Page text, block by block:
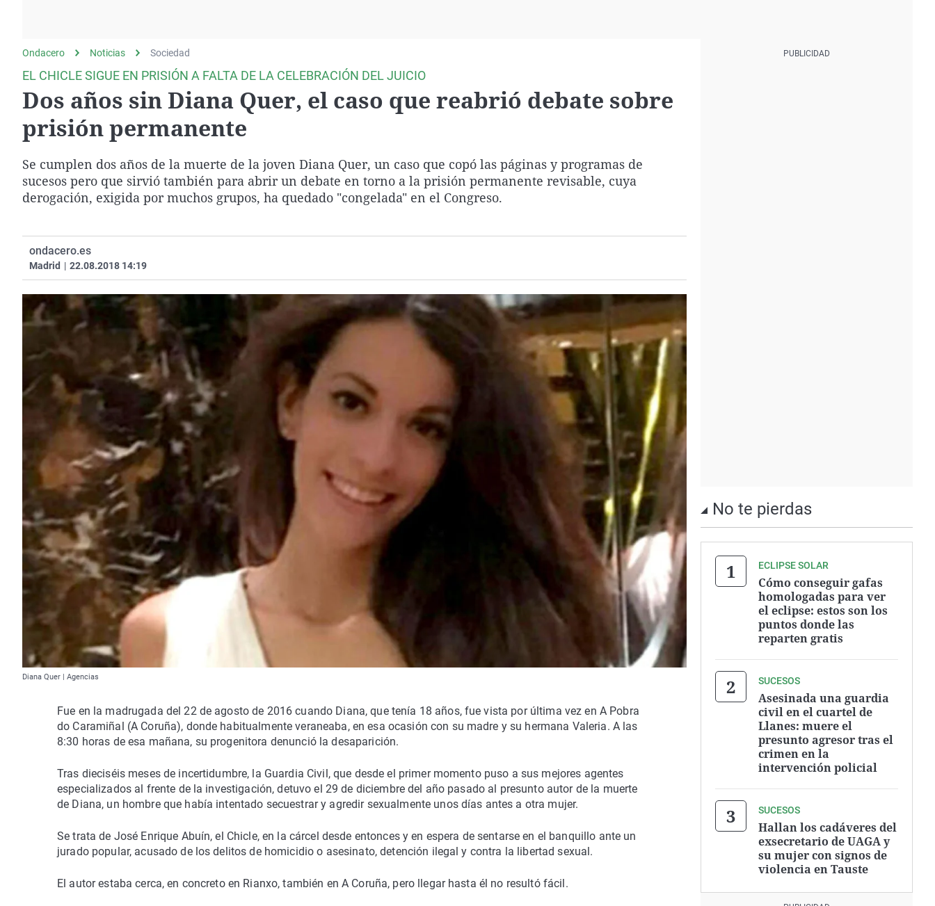
Como el perro y elEquipo de investigación
Operación Viuda
Negra
Navarra
País Vasco
Ondacero Noticias Sociedad
EL CHICLE SIGUE EN PRISIÓN A FALTA DE LA CELEBRACIÓN DEL JUICIO
Dos años sin Diana Quer, el caso que reabrió debate sobre
prisión permanente
Se cumplen dos años de la muerte de la joven Diana Quer, un caso que copó las páginas y programas de
sucesos pero que sirvió también para abrir un debate en torno a la prisión permanente revisable, cuya
derogación, exigida por muchos grupos, ha quedado "congelada" en el Congreso.
ondacero.es
Madrid | 22.08.2018 14:19
Diana Quer | Agencias
Fue en la madrugada del 22 de agosto de 2016 cuando Diana, que tenía 18 años, fue vista por última vez en A Pobra
do Caramiñal (A Coruña), donde habitualmente veraneaba, en esa ocasión con su madre y su hermana Valeria. A las
8:30 horas de esa mañana, su progenitora denunció la desaparición.
Tras dieciséis meses de incertidumbre, la Guardia Civil, que desde el primer momento puso a sus mejores agentes
especializados al frente de la investigación, detuvo el 29 de diciembre del año pasado al presunto autor de la muerte
de Diana, un hombre que había intentado secuestrar y agredir sexualmente unos días antes a otra mujer.
Se trata de José Enrique Abuín, el Chicle, en la cárcel desde entonces y en espera de sentarse en el banquillo ante un
jurado popular, acusado de los delitos de homicidio o asesinato, detención ilegal y contra la libertad sexual.
El autor estaba cerca, en concreto en Rianxo, también en A Coruña, pero llegar hasta él no resultó fácil.
No te pierdas
ECLIPSE SOLAR
Cómo conseguir gafas
homologadas para ver
el eclipse: estos son los
puntos donde las
reparten gratis
SUCESOS
Asesinada una guardia
civil en el cuartel de
Llanes: muere el
presunto agresor tras el
crimen en la
intervención policial
SUCESOS
Hallan los cadáveres del
exsecretario de UAGA y
su mujer con signos de
violencia en Tauste